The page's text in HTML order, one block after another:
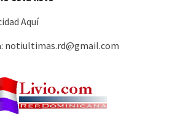
Aquí
notiultimas.rd@gmail.com